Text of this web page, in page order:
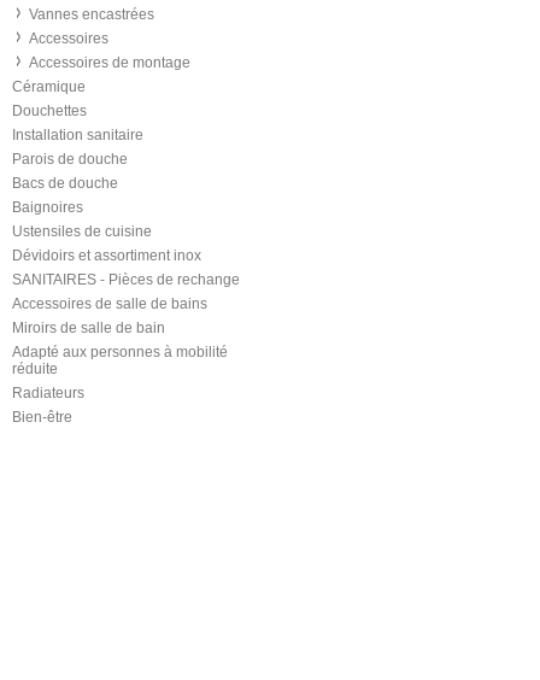
Vannes encastrées
Accessoires
Accessoires de montage
Céramique
Douchettes
Installation sanitaire
Parois de douche
Bacs de douche
Baignoires
Ustensiles de cuisine
Dévidoirs et assortiment inox
SANITAIRES - Pièces de rechange
Accessoires de salle de bains
Miroirs de salle de bain
Adapté aux personnes à mobilité
réduite
Radiateurs
Bien-être